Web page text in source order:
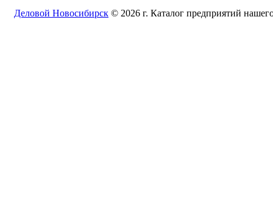
Деловой Новосибирск © 2026 г. Каталог предприятий